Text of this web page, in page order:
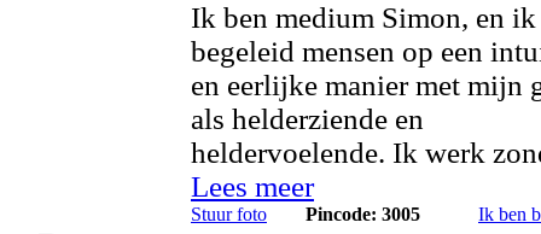
Ik ben medium Simon, en ik
begeleid mensen op een
en eerlijke manier met mijn
als helderziende en
heldervoelende. Ik werk
Lees meer
Stuur foto Pincode: 3005 Ik ben